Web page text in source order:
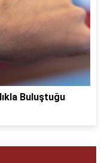
Buluştuğu